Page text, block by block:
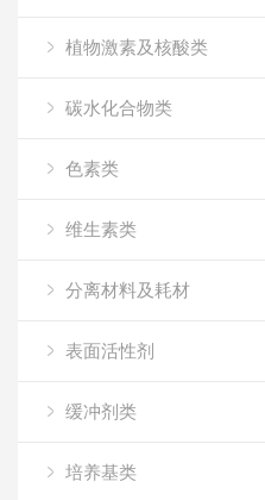
植物激素及核酸类
碳水化合物类
色素类
维生素类
分离材料及耗材
表面活性剂
缓冲剂类
培养基类